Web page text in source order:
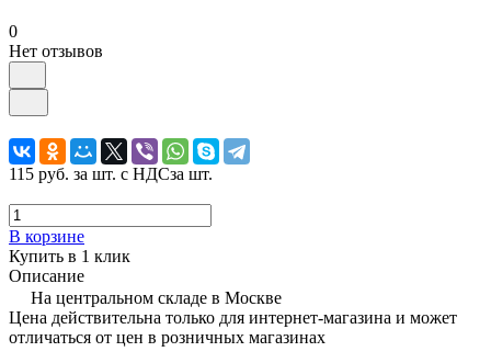
0
Нет отзывов
115 руб. за шт. с НДСза шт.
В корзине
Купить в 1 клик
Описание
На центральном складе в Москве
Цена действительна только для интернет-магазина и может
отличаться от цен в розничных магазинах